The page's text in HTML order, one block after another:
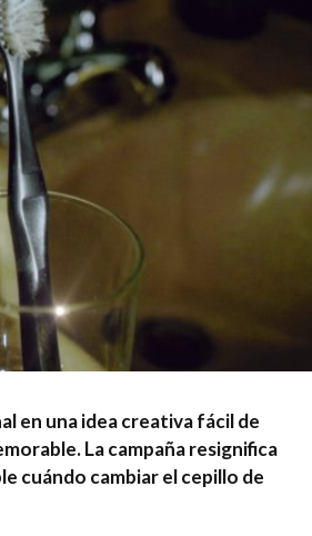
en una idea creativa fácil de
La campaña resignifica
cuándo cambiar el cepillo de